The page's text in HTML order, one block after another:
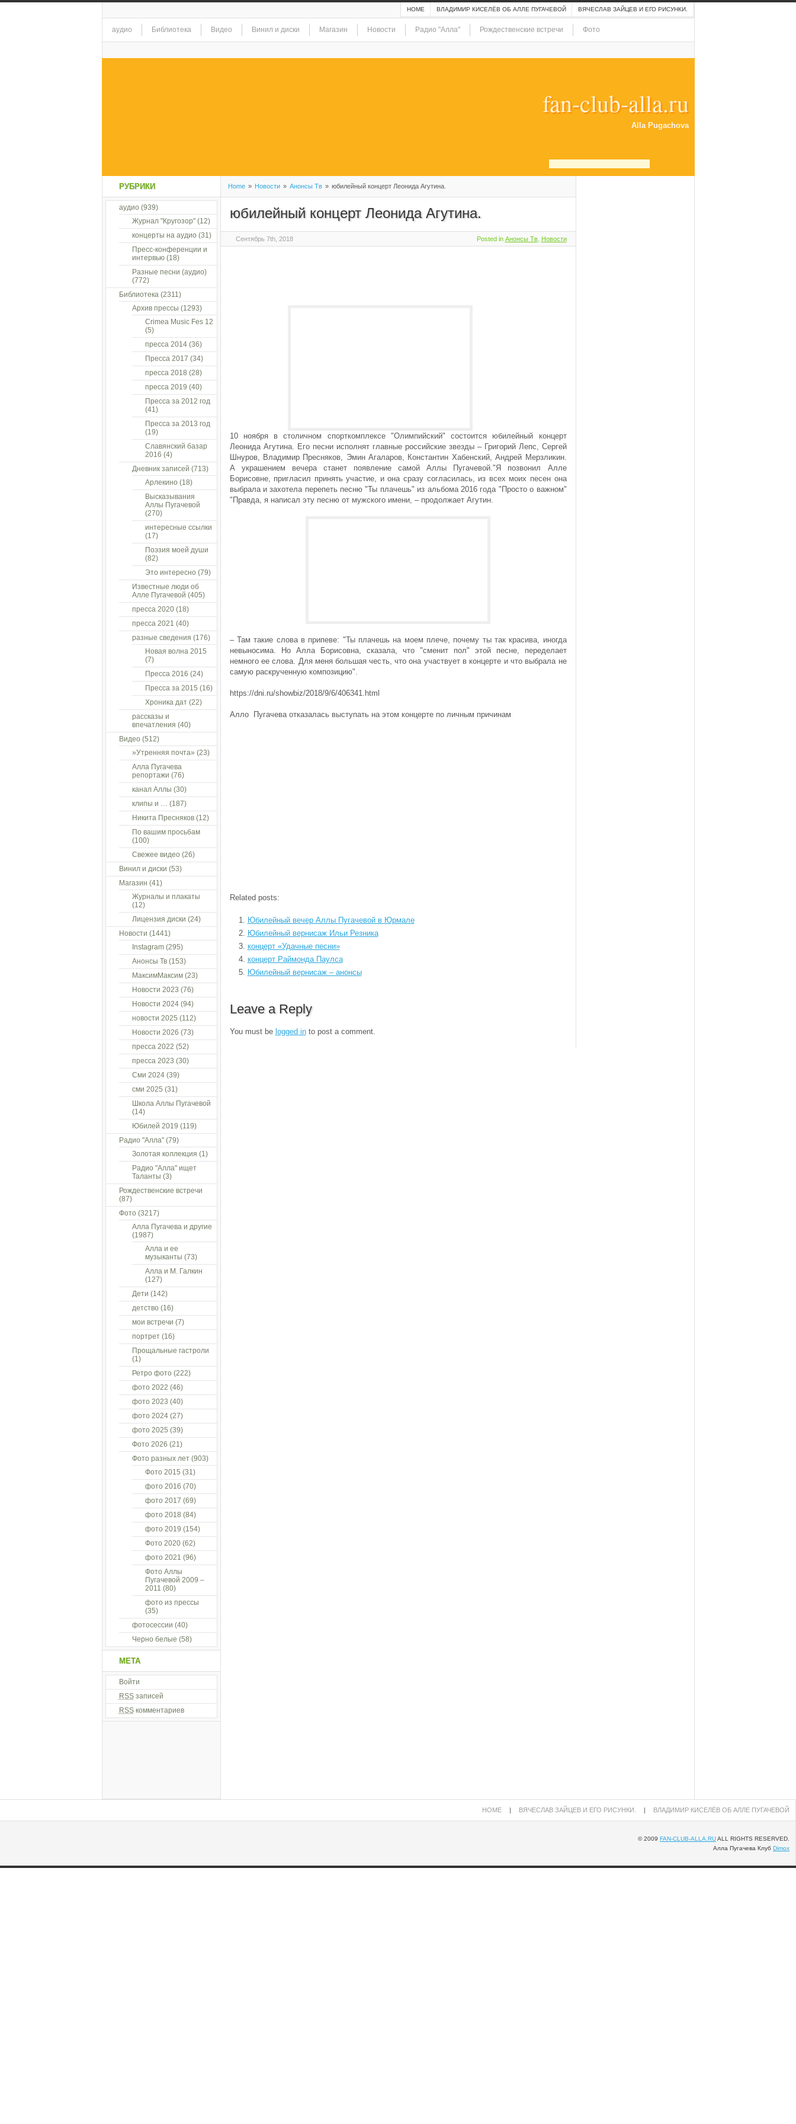
fan-club-alla.ru
Alla Pugachova
HOME ВЛАДИМИР КИСЕЛЁВ ОБ АЛЛЕ ПУГАЧЕВОЙ ВЯЧЕСЛАВ ЗАЙЦЕВ И ЕГО РИСУНКИ.
аудио Библиотека Видео Винил и диски Магазин Новости Радио "Алла" Рождественские встречи Фото
Home » Новости » Анонсы Тв » юбилейный концерт Леонида Агутина.
юбилейный концерт Леонида Агутина.
Сентябрь 7th, 2018 Posted in Анонсы Тв, Новости
10 ноября в столичном спорткомплексе "Олимпийский" состоится юбилейный концерт
Леонида Агутина. Его песни исполнят главные российские звезды – Григорий Лепс, Сергей
Шнуров, Владимир Пресняков, Эмин Агаларов, Константин Хабенский, Андрей Мерзликин.
А украшением вечера станет появление самой Аллы Пугачевой."Я позвонил Алле
Борисовне, пригласил принять участие, и она сразу согласилась, из всех моих песен она
выбрала и захотела перепеть песню "Ты плачешь" из альбома 2016 года "Просто о важном"
"Правда, я написал эту песню от мужского имени, – продолжает Агутин.
– Там такие слова в припеве: "Ты плачешь на моем плече, почему ты так красива, иногда
невыносима. Но Алла Борисовна, сказала, что "сменит пол" этой песне, переделает
немного ее слова. Для меня большая честь, что она участвует в концерте и что выбрала не
самую раскрученную композицию".
https://dni.ru/showbiz/2018/9/6/406341.html
Алло Пугачева отказалась выступать на этом концерте по личным причинам
Related posts:
Юбилейный вечер Аллы Пугачевой в Юрмале
Юбилейный вернисаж Ильи Резника
концерт «Удачные песни»
концерт Раймонда Паулса
Юбилейный вернисаж – анонсы
Leave a Reply
You must be logged into post a comment.
РУБРИКИ
аудио (939)
Журнал "Кругозор"(12)
концерты на аудио (31)
Пресс-конференции и
интервью(18)
Разные песни (аудио)
(772)
Библиотека(2311)
Архив прессы (1293)
Crimea Music Fes 12
(5)
пресса 2014(36)
Пресса 2017 (34)
пресса 2018 (28)
пресса 2019 (40)
Пресса за 2012 год
(41)
Пресса за 2013 год
(19)
Славянский базар
2016 (4)
Дневник записей (713)
Арлекино (18)
Высказывания
Аллы Пугачевой
(270)
интересные ссылки
(17)
Поэзия моей души
(82)
Это интересно (79)
Известные люди об
Алле Пугачевой (405)
пресса 2020(18)
пресса 2021 (40)
разные сведения (176)
Новая волна 2015
(7)
Пресса 2016 (24)
Пресса за 2015 (16)
Хроника дат(22)
рассказы и
впечатления (40)
Видео (512)
»Утренняя почта» (23)
Алла Пугачева
репортажи (76)
канал Аллы (30)
клипы и … (187)
Никита Пресняков(12)
По вашим просьбам
(100)
Свежее видео (26)
Винил и диски (53)
Магазин (41)
Журналы и плакаты
(12)
Лицензия диски (24)
Новости (1441)
Instagram(295)
Анонсы Тв(153)
МаксимМаксим(23)
Новости 2023 (76)
Новости 2024(94)
новости 2025 (112)
Новости 2026 (73)
пресса 2022 (52)
пресса 2023 (30)
Сми 2024(39)
сми 2025 (31)
Школа Аллы Пугачевой
(14)
Юбилей 2019 (119)
Радио "Алла"(79)
Золотая коллекция (1)
Радио "Алла" ищет
Таланты (3)
Рождественские встречи
(87)
Фото (3217)
Алла Пугачева и другие
(1987)
Алла и ее
музыканты (73)
Алла и М. Галкин
(127)
Дети (142)
детство (16)
мои встречи (7)
портрет(16)
Прощальные гастроли
(1)
Ретро фото (222)
фото 2022 (46)
фото 2023 (40)
фото 2024(27)
фото 2025 (39)
Фото 2026 (21)
Фото разных лет(903)
Фото 2015 (31)
фото 2016 (70)
фото 2017 (69)
фото 2018 (84)
фото 2019 (154)
Фото 2020(62)
фото 2021 (96)
Фото Аллы
Пугачевой 2009 –
2011 (80)
фото из прессы
(35)
фотосессии (40)
Черно белые (58)
МЕТА
Войти
RSSзаписей
RSSкомментариев
HOME | ВЯЧЕСЛАВ ЗАЙЦЕВ И ЕГО РИСУНКИ. | ВЛАДИМИР КИСЕЛЁВ ОБ АЛЛЕ ПУГАЧЕВОЙ
© 2009 FAN-CLUB-ALLA.RUALL RIGHTS RESERVED.
Алла Пугачева Клуб Dimox